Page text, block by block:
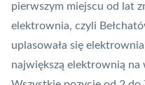
pierwszym miejscu od lat
elektrownia, czyli
uplasowała się
największą elektrownią na